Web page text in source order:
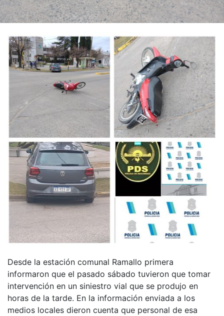
Desde la estación comunal Ramallo primera
informaron que el pasado sábado tuvieron que tomar
intervención en un siniestro vial que se produjo en
horas de la tarde. En la información enviada a los
medios locales dieron cuenta que personal de esa